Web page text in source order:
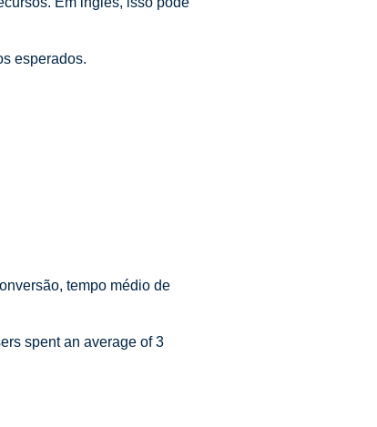
esperados.
tempo médio de
spent an average of 3